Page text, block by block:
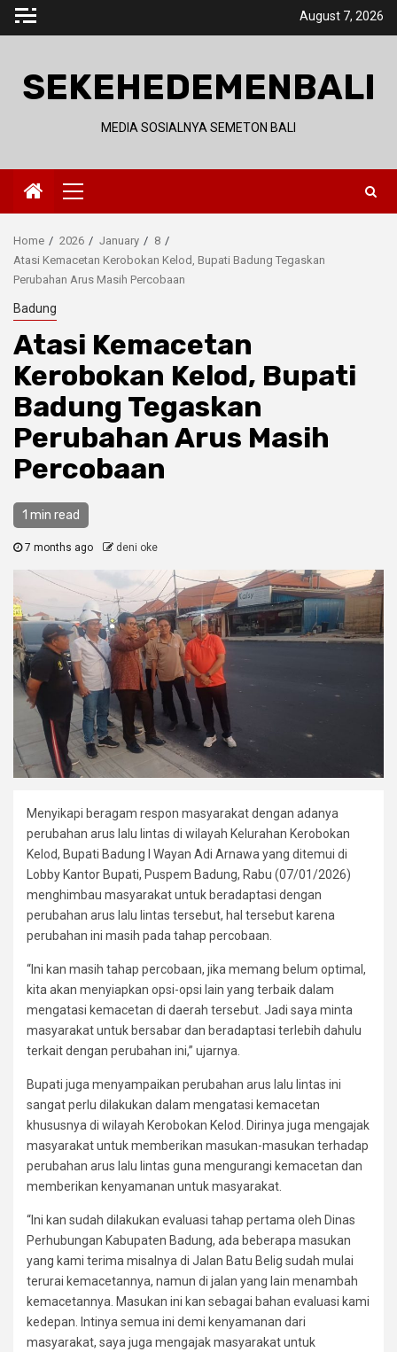
Skip
August 7, 2026
SEKEHEDEMENBALI
MEDIA SOSIALNYA SEMETON BALI
Primary
Menu
Home 2026 January
8
Atasi Kemacetan Kerobokan Kelod, Bupati Badung Tegaskan
Perubahan Arus Masih Percobaan
Badung
Atasi Kemacetan
Kerobokan Kelod, Bupati
Badung Tegaskan
Perubahan Arus Masih
Percobaan
1 min read
7 months ago deni oke
Menyikapi beragam respon masyarakat dengan adanya
perubahan arus lalu lintas di wilayah Kelurahan Kerobokan
Kelod, Bupati Badung I Wayan Adi Arnawa yang ditemui di
Lobby Kantor Bupati, Puspem Badung, Rabu (07/01/2026)
menghimbau masyarakat untuk beradaptasi dengan
perubahan arus lalu lintas tersebut, hal tersebut karena
perubahan ini masih pada tahap percobaan.
“Ini kan masih tahap percobaan, jika memang belum optimal,
kita akan menyiapkan opsi-opsi lain yang terbaik dalam
mengatasi kemacetan di daerah tersebut. Jadi saya minta
masyarakat untuk bersabar dan beradaptasi terlebih dahulu
terkait dengan perubahan ini,” ujarnya.
Bupati juga menyampaikan perubahan arus lalu lintas ini
sangat perlu dilakukan dalam mengatasi kemacetan
khususnya di wilayah Kerobokan Kelod. Dirinya juga mengajak
masyarakat untuk memberikan masukan-masukan terhadap
perubahan arus lalu lintas guna mengurangi kemacetan dan
memberikan kenyamanan untuk masyarakat.
“Ini kan sudah dilakukan evaluasi tahap pertama oleh Dinas
Perhubungan Kabupaten Badung, ada beberapa masukan
yang kami terima misalnya di Jalan Batu Belig sudah mulai
terurai kemacetannya, namun di jalan yang lain menambah
kemacetannya. Masukan ini kan sebagai bahan evaluasi kami
kedepan. Intinya semua ini demi kenyamanan dari
masyarakat, saya juga mengajak masyarakat untuk